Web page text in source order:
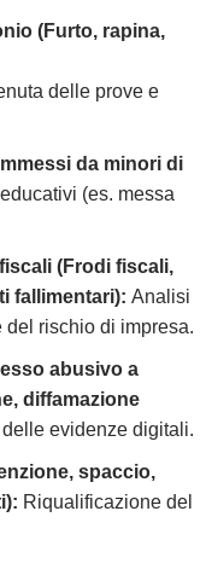
(Furto, rapina,
delle prove e
da minori di
(es. messa
(Frodi fiscali,
fallimentari): Analisi
rischio di impresa.
abusivo a
diffamazione
evidenze digitali.
spaccio,
Riqualificazione del